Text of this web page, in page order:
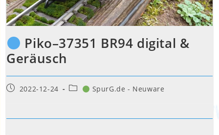
Piko–37351 BR94 digital &
Geräusch
Beitrag2022-12-24
Beitrags-SpurG.de - Neuware